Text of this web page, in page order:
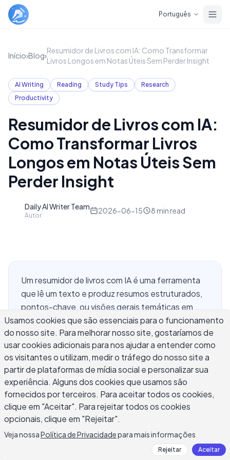
Português
Início›Blog›
Resumidor de Livros com IA: Como Transformar
Livros Longos em Notas Úteis Sem Perder Insight
AI Writing Reading Study Tips
Research
Productivity
Resumidor de Livros com IA:
Como Transformar Livros
Longos em Notas Úteis Sem
Perder Insight
Daily AI Writer Team
Autor
2026-06-15 8 min read
Um resumidor de livros com IA é uma ferramenta
que lê um texto e produz resumos estruturados,
pontos-chave, ou visões gerais temáticas em
uma fração do tempo que levaria para ler a obra
completa. Para alunos que lidam com livros
didáticos densos, pesquisadores navegando
dezenas de artigos e livros simultaneamente, e
profissionais que desejam extrair ideias práticas
de não-ficção, um resumidor de livros com IA
pode reduzir significativamente o tempo da
leitura à aplicação. Este guia cobre como essas
ferramentas funcionam, onde realmente ajudam,
onde caem em falta, e como usá-las como
companheiras de leitura em vez de substitutas da
Usamos cookies que são essenciais para o funcionamento
do nosso site. Para melhorar nosso site, gostaríamos de
usar cookies adicionais para nos ajudar a entender como
os visitantes o utilizam, medir o tráfego do nosso site a
partir de plataformas de mídia social e personalizar sua
experiência. Alguns dos cookies que usamos são
fornecidos por terceiros. Para aceitar todos os cookies,
clique em "Aceitar". Para rejeitar todos os cookies
opcionais, clique em "Rejeitar".
Veja nossaPolítica de Privacidadepara mais informações
Rejeitar Aceitar